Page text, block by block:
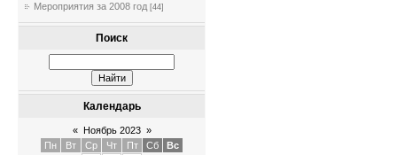
Мероприятия за 2008 год [44]
Поиск
Календарь
« Ноябрь 2023 »
Пн
Вт Ср Чт Пт Сб
Вс